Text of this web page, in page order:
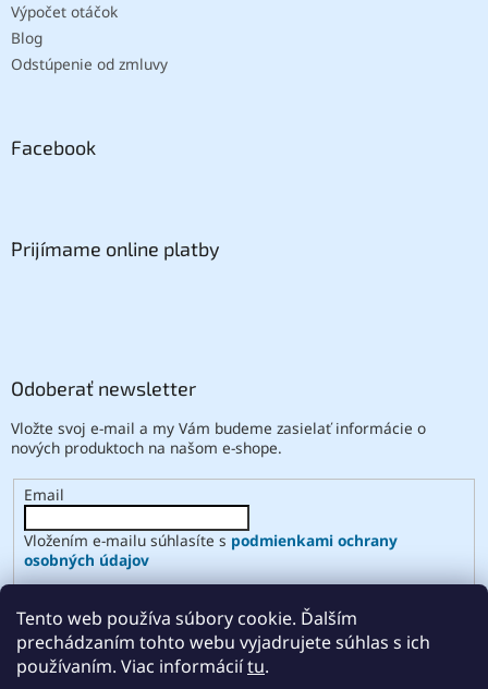
Tento web používa súbory cookie. Ďalším
prechádzaním tohto webu vyjadrujete súhlas s ich
používaním. Viac informáciítu.
Výpočet otáčok
Blog
Odstúpenie od zmluvy
Facebook
Prijímame online platby
Odoberať newsletter
Vložte svoj e-mail a my Vám budeme zasielať informácie o
nových produktoch na našom e-shope.
Email
Vložením e-mailu súhlasíte s podmienkami ochrany
osobných údajov
PRIHLÁSIŤ SA